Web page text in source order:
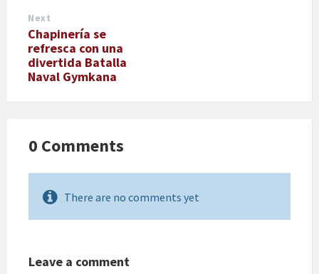
Next
Chapinería se
refresca con una
divertida Batalla
Naval Gymkana
0 Comments
There are no comments yet
Leave a comment